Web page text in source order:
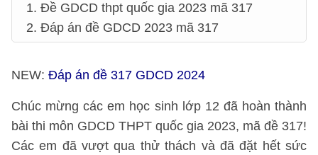
1. Đề GDCD thpt quốc gia 2023 mã 317
2. Đáp án đề GDCD 2023 mã 317
NEW: Đáp án đề 317 GDCD 2024
Chúc mừng các em học sinh lớp 12 đã hoàn thành
bài thi môn GDCD THPT quốc gia 2023, mã đề 317!
Các em đã vượt qua thử thách và đã đặt hết sức